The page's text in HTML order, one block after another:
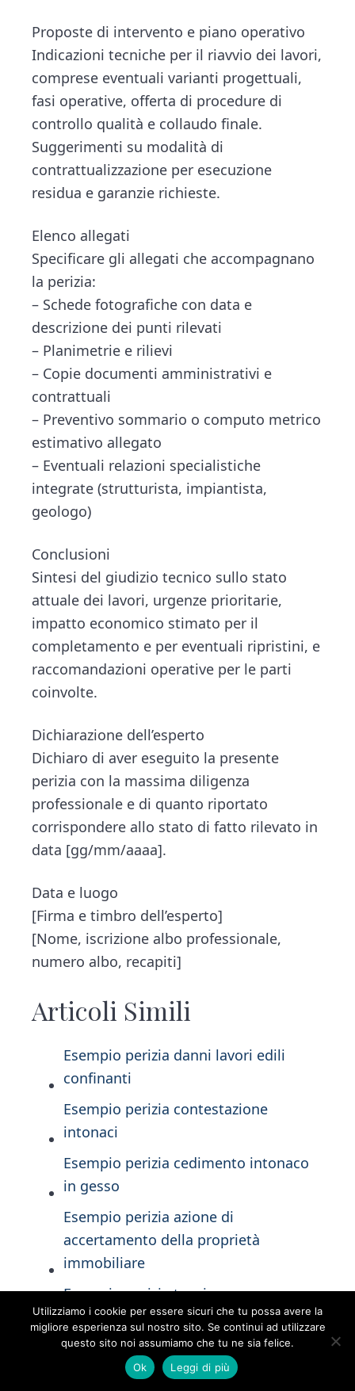
Proposte di intervento e piano operativo
Indicazioni tecniche per il riavvio dei lavori,
comprese eventuali varianti progettuali,
fasi operative, offerta di procedure di
controllo qualità e collaudo finale.
Suggerimenti su modalità di
contrattualizzazione per esecuzione
residua e garanzie richieste.
Elenco allegati
Specificare gli allegati che accompagnano
la perizia:
– Schede fotografiche con data e
descrizione dei punti rilevati
– Planimetrie e rilievi
– Copie documenti amministrativi e
contrattuali
– Preventivo sommario o computo metrico
estimativo allegato
– Eventuali relazioni specialistiche
integrate (strutturista, impiantista,
geologo)
Conclusioni
Sintesi del giudizio tecnico sullo stato
attuale dei lavori, urgenze prioritarie,
impatto economico stimato per il
completamento e per eventuali ripristini, e
raccomandazioni operative per le parti
coinvolte.
Dichiarazione dell’esperto
Dichiaro di aver eseguito la presente
perizia con la massima diligenza
professionale e di quanto riportato
corrispondere allo stato di fatto rilevato in
data [gg/mm/aaaa].
Data e luogo
[Firma e timbro dell’esperto]
[Nome, iscrizione albo professionale,
numero albo, recapiti]
Articoli Simili
Esempio perizia danni lavori edili
confinanti​
Esempio perizia contestazione
intonaci​
Esempio perizia cedimento intonaco
in gesso
Esempio perizia azione di
accertamento della proprietà
immobiliare​
Esempio perizia tecnica per
occupazione illegittima di bene
comune​
Utilizziamo i cookie per essere sicuri che tu possa avere la
migliore esperienza sul nostro sito. Se continui ad utilizzare
questo sito noi assumiamo che tu ne sia felice.
Ok
Leggi di più